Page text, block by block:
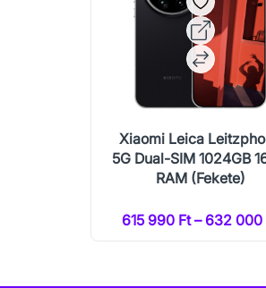
Xiaomi Leica
5G Dual-SIM 1024GB
RAM (Fekete)
615 990 Ft – 632 000